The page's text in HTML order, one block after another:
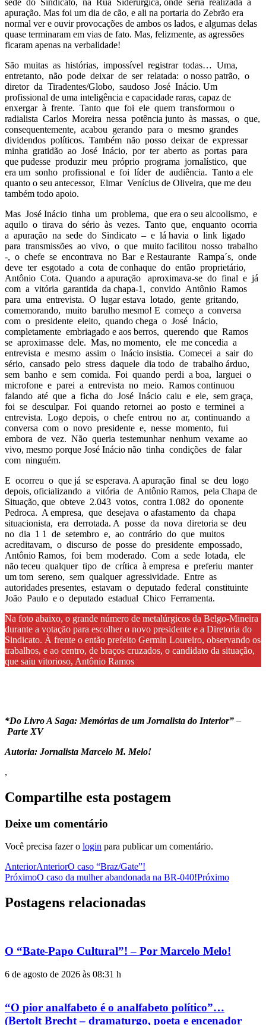
apuração. Mas foi um dia de cão, e ali na portaria do Zebrão era
normal ver e ouvir provocações de ambos os lados, e algumas delas
quase terminaram em vias de fato. Mas, felizmente, as agressões
ficaram apenas na verbalidade!
São muitas as histórias, impossível registrar todas… Uma,
entretanto, não pode deixar de ser relatada: o nosso patrão, o
diretor da Tiradentes/Globo, saudoso José Inácio. Um
profissional de uma inteligência e capacidade raras, capaz de
enxergar à frente. Tanto que foi ele quem transformou o
radialista Carlos Moreira nessa potência junto às massas, o que,
consequentemente, acabou gerando para o mesmo grandes
dividendos políticos. Também não posso deixar de expressar
minha gratidão ao José Inácio, por ter aberto as portas para
que pudesse produzir meu próprio programa jornalístico, que
era um sonho profissional e foi líder de audiência. Tanto a ele
quanto o seu antecessor, Elmar Venícius de Oliveira, que me deu
também todo apoio.
Mas José Inácio tinha um problema, que era o seu alcoolismo, e
aquilo o tirava do sério às vezes. Tanto que, enquanto ocorria
a apuração na sede do Sindicato – e lá havia o link ligado
para transmissões ao vivo, o que muito facilitou nosso trabalho
-, o chefe se encontrava no Bar e Restaurante Rampa´s, onde
deve ter esgotado a cota de conhaque do então proprietário,
Antônio Cota. Quando a apuração aproximava-se do final e já
com a vitória garantida da chapa-1, convido Antônio Ramos
para uma entrevista. O lugar estava lotado, gente gritando,
comemorando, muito barulho mesmo! E começo a conversa
com o presidente eleito, quando chega o José Inácio,
completamente embriagado e aos berros, querendo que Ramos
se aproximasse dele. Mas, no momento, ele me concedia a
entrevista e mesmo assim o Inácio insistia. Comecei a sair do
sério, cansado pelo stress daquele dia todo de trabalho árduo,
sem banho e sem comida. Foi quando perdi a boa, larguei o
microfone e parei a entrevista no meio. Ramos continuou
falando até que a ficha do José Inácio caiu e ele, sem graça,
foi se desculpar. Foi quando retornei ao posto e terminei a
entrevista. Logo depois, o chefe entrou no ar, continuando a
conversa com o novo presidente e, nesse momento, fui
embora de vez. Não queria testemunhar nenhum vexame ao
vivo, mesmo porque José Inácio não tinha condições de falar
com ninguém.
E ocorreu o que já se esperava. A apuração final se deu logo
depois, oficializando a vitória de Antônio Ramos, pela Chapa de
Situação, que obteve 2.043 votos, contra 1.082 do oponente
Pedroca. A empresa, que desejava o afastamento da chapa
situacionista, era derrotada. A posse da nova diretoria se deu
no dia 1 1 de setembro e, ao contrário do que muitos
acreditavam, o discurso de posse do presidente empossado,
Antônio Ramos, foi bem moderado. Com a sede lotada, ele
não teceu qualquer tipo de crítica à empresa e preferiu manter
um tom sereno, sem qualquer agressividade. Entre as
autoridades presentes, estavam o deputado federal constituinte
João Paulo e o deputado estadual Chico Ferramenta.
Na foto abaixo, o grande número de metalúrgicos da Belgo-Mineira
durante a votação para escolher o novo presidente e a Diretoria do
Sindicato. À frente o então prefeito Germin Loureiro, observando os
trabalhos, e ao centro, de braços cruzados, o candidato da situação,
que saiu vitorioso, Antônio Ramos
*Do Livro A Saga: Memórias de um Jornalista do Interior” –
Parte XV
Autoria: Jornalista Marcelo M. Melo!
,
Compartilhe esta postagem
Deixe um comentário
Você precisa fazer o login para publicar um comentário.
AnteriorAnteriorO caso “Braz/Gate”!
PróximoO caso da mulher abandonada na BR-040!Próximo
Postagens relacionadas
O “Bate-Papo Cultural”! – Por Marcelo Melo!
6 de agosto de 2026 às 08:31 h
“O pior analfabeto é o analfabeto político”…
(Bertolt Brecht – dramaturgo, poeta e encenador